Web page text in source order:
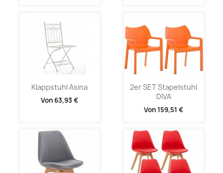
Klappstuhl Asina
Von 63,93 €
2er SET Stapelstuhl
DIVA
Von159,51 €